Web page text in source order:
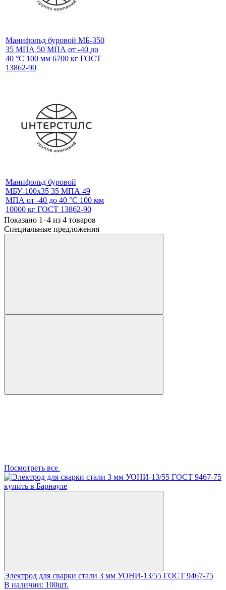
Манифольд буровой МБ-350
35 МПА 50 МПА от -40 до
40 °C 100 мм 6700 кг ГОСТ
13862-90
Манифольд буровой
МБУ-100х35 35 МПА 49
МПА от -40 до 40 °C 100 мм
10000 кг ГОСТ 13862-90
Показано 1–4 из 4 товаров
Специальные предложения
Посмотреть все
Электрод для сварки стали 3 мм УОНИ-13/55 ГОСТ 9467-75
В наличии: 100шт.